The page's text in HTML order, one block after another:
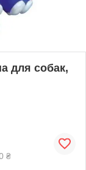
для собак,
₴